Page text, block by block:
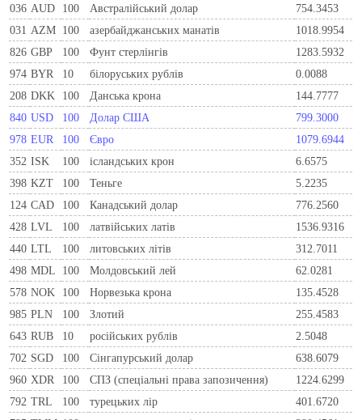
036 AUD 100 Австралійський долар
754.3453
031 AZM 100 азербайджанських манатів
1018.9954
826 GBP 100 Фунт стерлінгів
1283.5932
974 BYR 10 білоруських рублів
0.0088
208 DKK 100 Данська крона
144.7777
840 USD 100 Долар США
799.3000
978 EUR 100 Євро
1079.6944
352 ISK 100 ісландських крон
6.6575
398 KZT 100 Теньге
5.2235
124 CAD 100 Канадський долар
776.2560
428 LVL 100 латвійських латів
1536.9316
440 LTL 100 литовських літів
312.7011
498 MDL 100 Молдовський лей
62.0281
578 NOK 100 Норвезька крона
135.4528
985 PLN 100 Злотий
255.4583
643 RUB 10 російських рублів
2.5048
702 SGD 100 Сінгапурський долар
638.6079
960 XDR 100 СПЗ (спеціальні права запозичення)
1224.6299
792 TRL 100 турецьких лір
401.6720